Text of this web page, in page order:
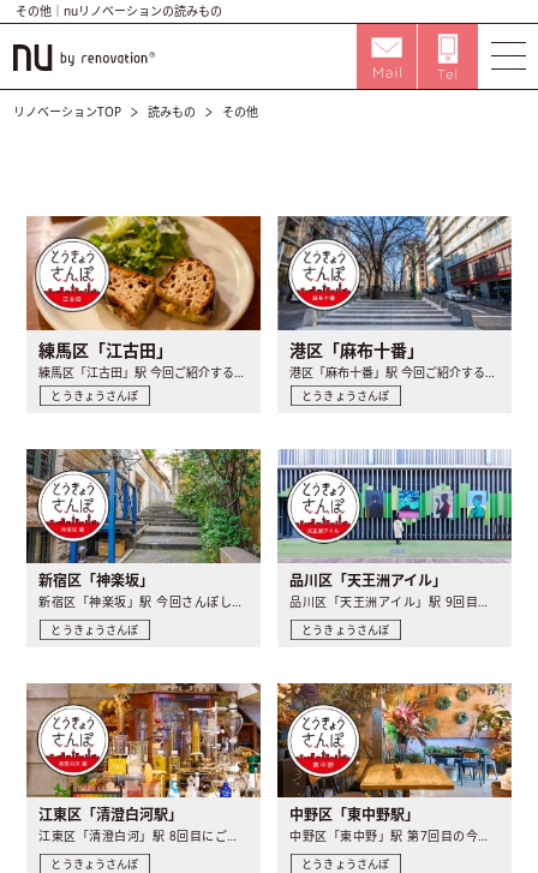
その他｜nuリノベーションの読みもの
リノベーションTOP 読みもの その他
練馬区「江古田」
練馬区「江古田」駅 今回ご紹介するのは江古田駅。とうきょう..
とうきょうさんぽ
港区「麻布十番」
港区「麻布十番」駅 今回ご紹介するのは、港区の麻布十番駅。..
とうきょうさんぽ
新宿区「神楽坂」
新宿区「神楽坂」駅 今回さんぽしてきたのは神楽坂駅。 名..
とうきょうさんぽ
品川区「天王洲アイル」
品川区「天王洲アイル」駅 9回目の今回散歩する街は、りんか..
とうきょうさんぽ
江東区「清澄白河駅」
江東区「清澄白河」駅 8回目にご紹介するのは、“住みたい街..
とうきょうさんぽ
中野区「東中野駅」
中野区「東中野」駅 第7回目の今回はこれまでとちょっと趣向..
とうきょうさんぽ